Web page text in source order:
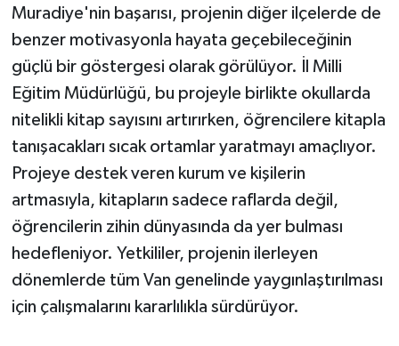
Muradiye'nin başarısı, projenin diğer ilçelerde de
benzer motivasyonla hayata geçebileceğinin
güçlü bir göstergesi olarak görülüyor. İl Milli
Eğitim Müdürlüğü, bu projeyle birlikte okullarda
nitelikli kitap sayısını artırırken, öğrencilere kitapla
tanışacakları sıcak ortamlar yaratmayı amaçlıyor.
Projeye destek veren kurum ve kişilerin
artmasıyla, kitapların sadece raflarda değil,
öğrencilerin zihin dünyasında da yer bulması
hedefleniyor. Yetkililer, projenin ilerleyen
dönemlerde tüm Van genelinde yaygınlaştırılması
için çalışmalarını kararlılıkla sürdürüyor.